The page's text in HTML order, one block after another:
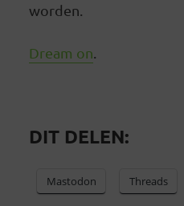
worden.
Dream on
DIT DELEN:
Mastodon Threads